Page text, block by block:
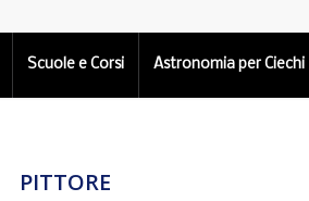
Scuole e Corsi Astronomia per Ciechi
PITTORE